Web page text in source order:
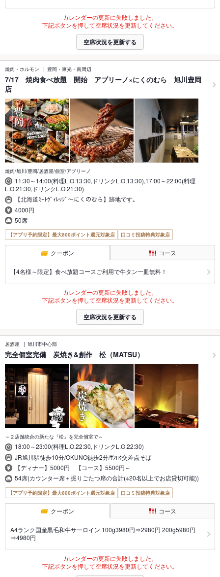
カレンダーの更新に失敗しました。
下記ボタンを押して空席状況を更新してください。
空席状況を更新する
焼肉・ホルモン 豊岡・東光・南周辺
7/17 焼肉食べ放題 開始 アブリーノ×にくのむら 旭川豊岡
店
焼肉/旭川/豊岡/居酒屋/個室/アブリーノ
11:30～14:00(料理L.O.13:30,ドリンクL.O.13:30),17:00～22:00(料理
L.O.21:30,ドリンクL.O.21:30)
【北海道ﾐｰﾄｳﾞｨﾚｯｼﾞ～にくのむら】跡地です｡
4000円
50席
【アプリ予約限定】最大800ポイント還元対象店 口コミ投稿特典対象店
クーポン コース
【4名様～限定】食べ放題コースご利用で牛タン一皿無料！
カレンダーの更新に失敗しました。
下記ボタンを押して空席状況を更新してください。
空席状況を更新する
居酒屋 旭川市中心部
完全個室完備 炭焼き&創作 松（MATSU）
～２店舗統合の新たな『松』を完全個室で～
18:00～23:00(料理L.O.22:30,ドリンクL.O.22:30)
JR旭川駅徒歩10分/OKUNO徒歩2分/ｻﾝﾛｸ交差点そば
【ディナー】5000円 【コース】5500円～
54席(カウンター席＋掘りごたつ席の合計(※20名以上でお店貸切可能))
【アプリ予約限定】最大800ポイント還元対象店 口コミ投稿特典対象店
クーポン コース
A4ランク国産黒毛和牛サーロイン 100g3980円⇒2980円 200g5980円
⇒4980円
カレンダーの更新に失敗しました。
下記ボタンを押して空席状況を更新してください。